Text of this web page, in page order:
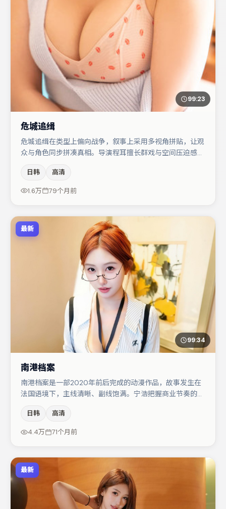
99:23
危城追缉
危城追缉在类型上偏向战争，叙事上采用多视角拼贴，让观
众与角色同步拼凑真相。导演程耳擅长群戏与空间压迫感，
手戏构成全片情感锚点，任素汐则以细节塑造推动谜题层层
揭开。若你偏爱强类型与清晰主线，这部作品值得关注。
日韩 高清
1.6万 79个月前
最新
99:34
南港档案
南港档案是一部2020年前后完成的动漫作品，故事发生在
法国语境下，主线清晰、副线饱满。宁浩把握商业节奏的同
周迅的对手戏构成全片情感锚点，刘亦菲则以细节塑造推动
谜题层层揭开。节奏紧凑、反转有度，值得列入片单。
日韩 高清
4.4万 71个月前
最新